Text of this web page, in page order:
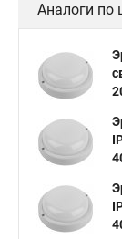
Аналоги по